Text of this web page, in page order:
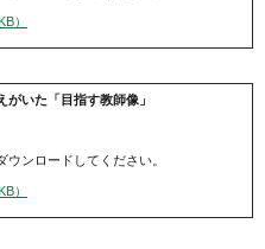
）
いた「目指す教師像」
ウンロードしてください。
）